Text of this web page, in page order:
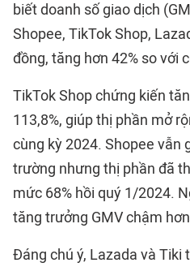
biết doanh số giao dịch
Shopee, TikTok Shop,
đồng, tăng hơn 42% so với
TikTok Shop chứng kiến
113,8%, giúp thị phần mở
cùng kỳ 2024. Shopee vẫn
trường nhưng thị phần đã
mức 68% hồi quý 1/2024.
tăng trưởng GMV chậm
Đáng chú ý, Lazada và